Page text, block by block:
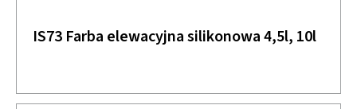
IS73 Farba elewacyjna silikonowa 4,5l, 10l